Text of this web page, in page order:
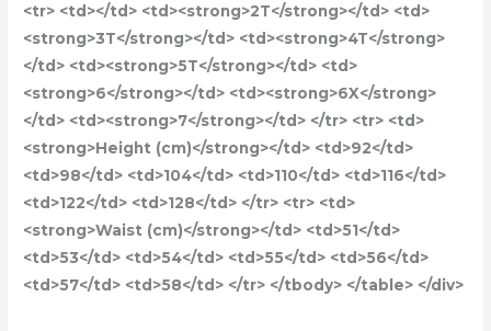
<tr> <td></td> <td><strong>2T</strong></td> <td>
<strong>3T</strong></td> <td><strong>4T</strong>
</td> <td><strong>5T</strong></td> <td>
<strong>6</strong></td> <td><strong>6X</strong>
</td> <td><strong>7</strong></td> </tr> <tr> <td>
<strong>Height (cm)</strong></td> <td>92</td>
<td>98</td> <td>104</td> <td>110</td> <td>116</td>
<td>122</td> <td>128</td> </tr> <tr> <td>
<strong>Waist (cm)</strong></td> <td>51</td>
<td>53</td> <td>54</td> <td>55</td> <td>56</td>
<td>57</td> <td>58</td> </tr> </tbody> </table> </div>